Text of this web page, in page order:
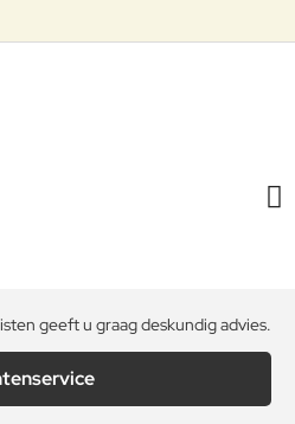
geeft u graag deskundig advies.